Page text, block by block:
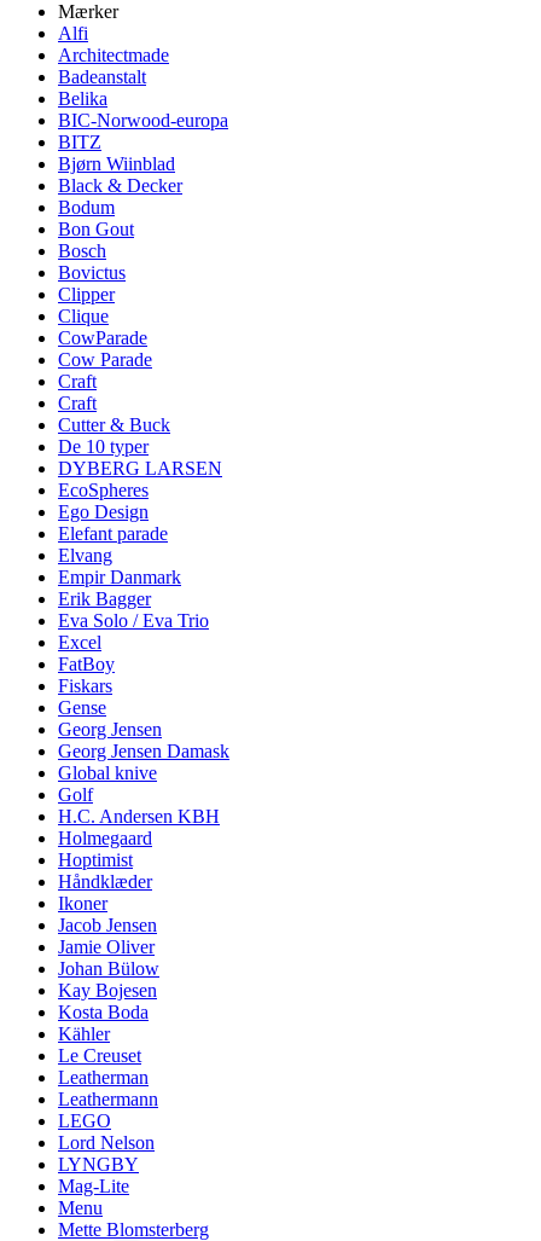
Mærker
Alfi
Architectmade
Badeanstalt
Belika
BIC-Norwood-europa
BITZ
Bjørn Wiinblad
Black & Decker
Bodum
Bon Gout
Bosch
Bovictus
Clipper
Clique
CowParade
Cow Parade
Craft
Craft
Cutter & Buck
De 10 typer
DYBERG LARSEN
EcoSpheres
Ego Design
Elefant parade
Elvang
Empir Danmark
Erik Bagger
Eva Solo / Eva Trio
Excel
FatBoy
Fiskars
Gense
Georg Jensen
Georg Jensen Damask
Global knive
Golf
H.C. Andersen KBH
Holmegaard
Hoptimist
Håndklæder
Ikoner
Jacob Jensen
Jamie Oliver
Johan Bülow
Kay Bojesen
Kosta Boda
Kähler
Le Creuset
Leatherman
Leathermann
LEGO
Lord Nelson
LYNGBY
Mag-Lite
Menu
Mette Blomsterberg